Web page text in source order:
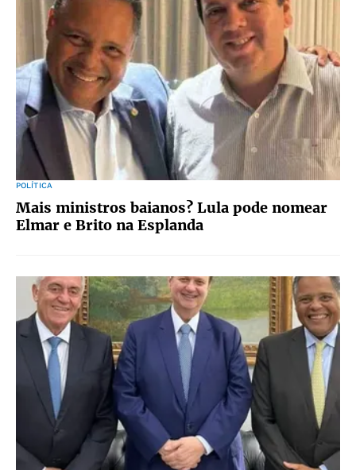
POLÍTICA
Mais ministros baianos? Lula pode nomear
Elmar e Brito na Esplanda